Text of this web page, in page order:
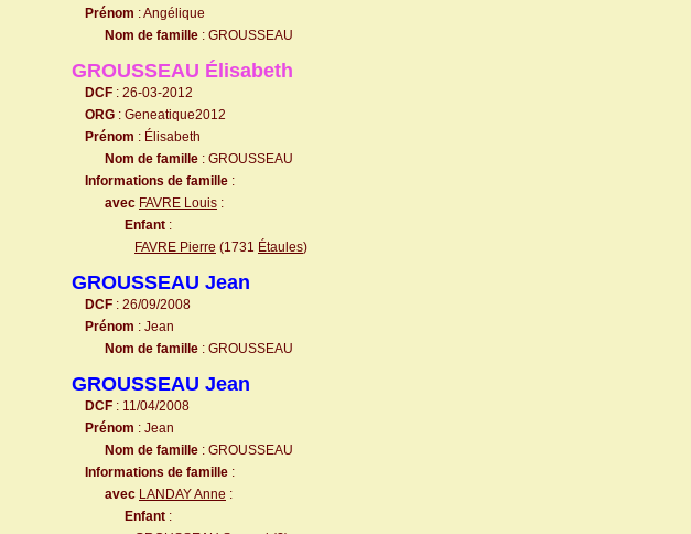
Prénom : Angélique
Nom de famille : GROUSSEAU
GROUSSEAU Élisabeth
DCF : 26-03-2012
ORG : Geneatique2012
Prénom : Élisabeth
Nom de famille : GROUSSEAU
Informations de famille :
avec FAVRE Louis :
Enfant :
FAVRE Pierre (1731 Étaules)
GROUSSEAU Jean
DCF : 26/09/2008
Prénom : Jean
Nom de famille : GROUSSEAU
GROUSSEAU Jean
DCF : 11/04/2008
Prénom : Jean
Nom de famille : GROUSSEAU
Informations de famille :
avec LANDAY Anne :
Enfant :